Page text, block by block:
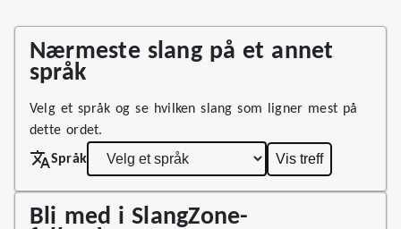
Nærmeste slang på et annet
språk
Velg et språk og se hvilken slang som ligner mest på
dette ordet.
Språk
Vis treff
Bli med i SlangZone-